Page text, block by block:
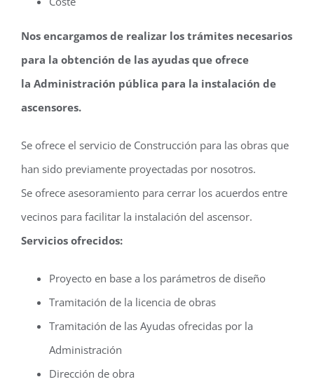
Nos encargamos de realizar los trámites necesarios
para la obtención de las ayudas que ofrece
la Administración pública para la instalación de
ascensores.
Se ofrece el servicio de Construcción para las obras que
han sido previamente proyectadas por nosotros.
Se ofrece asesoramiento para cerrar los acuerdos entre
vecinos para facilitar la instalación del ascensor.
Servicios ofrecidos:
Proyecto en base a los parámetros de diseño
Tramitación de la licencia de obras
Tramitación de las Ayudas ofrecidas por la
Administración
Dirección de obra